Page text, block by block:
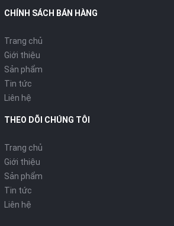
CHÍNH SÁCH BÁN HÀNG
Trang chủ
Giới thiệu
Sản phẩm
Tin tức
Liên hệ
THEO DÕI CHÚNG TÔI
Trang chủ
Giới thiệu
Sản phẩm
Tin tức
Liên hệ